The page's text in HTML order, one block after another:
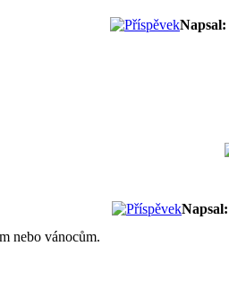
Napsal:
Napsal:
nebo vánocům.